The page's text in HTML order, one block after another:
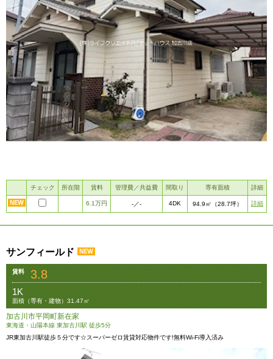
チェック 所在階 賃料 管理費／共益費 間取り 専有面積 詳細
6.1万円 -／- 4DK 94.9㎡ （28.7坪） 詳細
サンフィールド
賃料 3.8
1K
面積（専有・建物）31.47㎡
加古川市平岡町新在家
東海道・山陽本線 東加古川駅 徒歩5分
JR東加古川駅徒歩５分です☆スーパーゼロ賃貸対応物件です!無料Wi-Fi導入済み